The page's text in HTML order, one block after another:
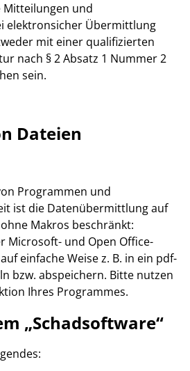
Mitteilungen und
elektronsicher Übermittlung
mit einer qualifizierten
nach § 2 Absatz 1 Nummer 2
sein.
Dateien
Programmen und
ist die Datenübermittlung auf
Makros beschränkt:
Microsoft- und Open Office-
einfache Weise z. B. in ein pdf-
bzw. abspeichern. Bitte nutzen
Ihres Programmes.
„Schadsoftware“